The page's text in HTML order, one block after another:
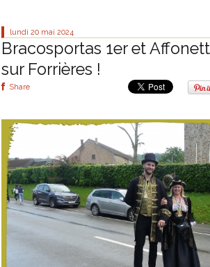
lundi 20 mai 2024
Bracosportas 1er et
sur Forrières !
Share